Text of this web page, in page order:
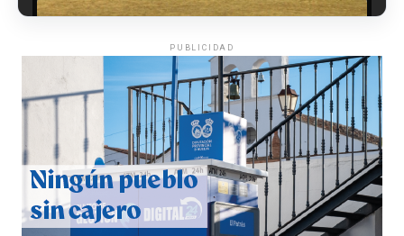
QUINTA CORRIDA DE LAS FIESTAS COLOMBINAS
2026
hace 5 días·Huelvatv
PUBLICIDAD